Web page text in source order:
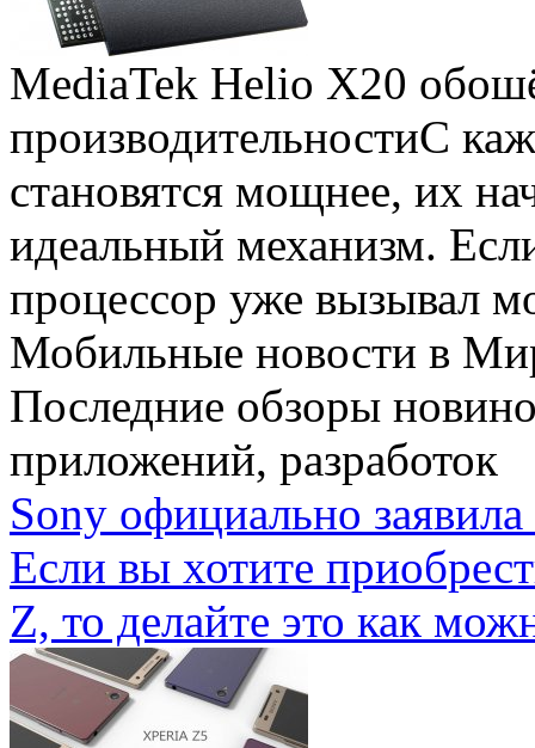
MediaTek Helio X20
производительностиС
становятся мощнее, их
идеальный механизм.
процессор уже вызывал
Мобильные новости в
Последние обзоры
приложений, разработок
Sony официально
Если вы хотите
Z, то делайте это как